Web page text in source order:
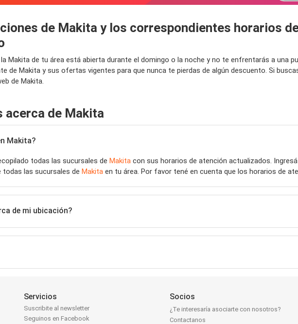
de Makita y los correspondientes horarios
Makita de tu área está abierta durante el domingo o la noche y no te enfrentarás a una
de Makita y sus ofertas vigentes para que nunca te pierdas de algún descuento. Si
de Makita.
acerca de Makita
Makita?
todas las sucursales de Makita con sus horarios de atención actualizados.
todas las sucursales de Makita en tu área. Por favor tené en cuenta que los horarios de
de mi ubicación?
Servicios
Suscribite al newsletter
Seguinos en Facebook
Socios
¿Te interesaría asociarte con nosotros?
Contactanos